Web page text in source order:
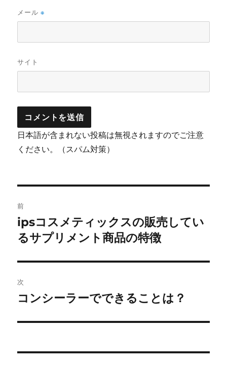
メール※
サイト
日本語が含まれない投稿は無視されますのでご注意
ください。（スパム対策）
稿
ナ
ビ
ゲ
ー
シ
前
前
の
稿:
ipsコスメティックスの販売してい
るサプリメント商品の特徴
次
次
投
コンシーラーでできることは？